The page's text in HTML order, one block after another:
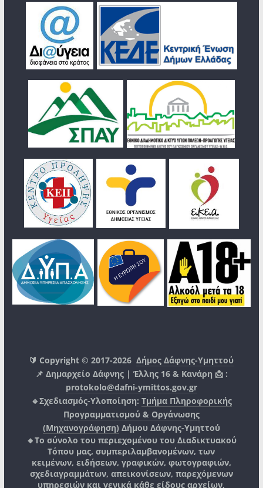
🔰 Copyright © 2017-2026Δήμος Δάφνης-Υμηττού
📌 Δημαρχείο Δάφνης | Έλλης 16 & Κανάρη 📩 :
protokolo@dafni-ymittos.gov.gr
🔹Σχεδιασμός-Υλοποίηση: Τμήμα Πληροφορικής
Προγραμματισμού & Οργάνωσης
(Μηχανογράφηση) Δήμου Δάφνης-Υμηττού
🔸Το σύνολο του περιεχομένου του Διαδικτυακού
Τόπου μας, συμπεριλαμβανομένων, των
κειμένων, ειδήσεων, γραφικών, φωτογραφιών,
σχεδιαγραμμάτων, απεικονίσεων, παρεχόμενων
υπηρεσιών και γενικά κάθε είδους αρχείων,